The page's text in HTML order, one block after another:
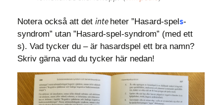
Notera också att det inte heter ”Hasard-spels-
syndrom” utan ”Hasard-spel-syndrom” (med ett
s). Vad tycker du – är hasardspel ett bra namn?
Skriv gärna vad du tycker här nedan!